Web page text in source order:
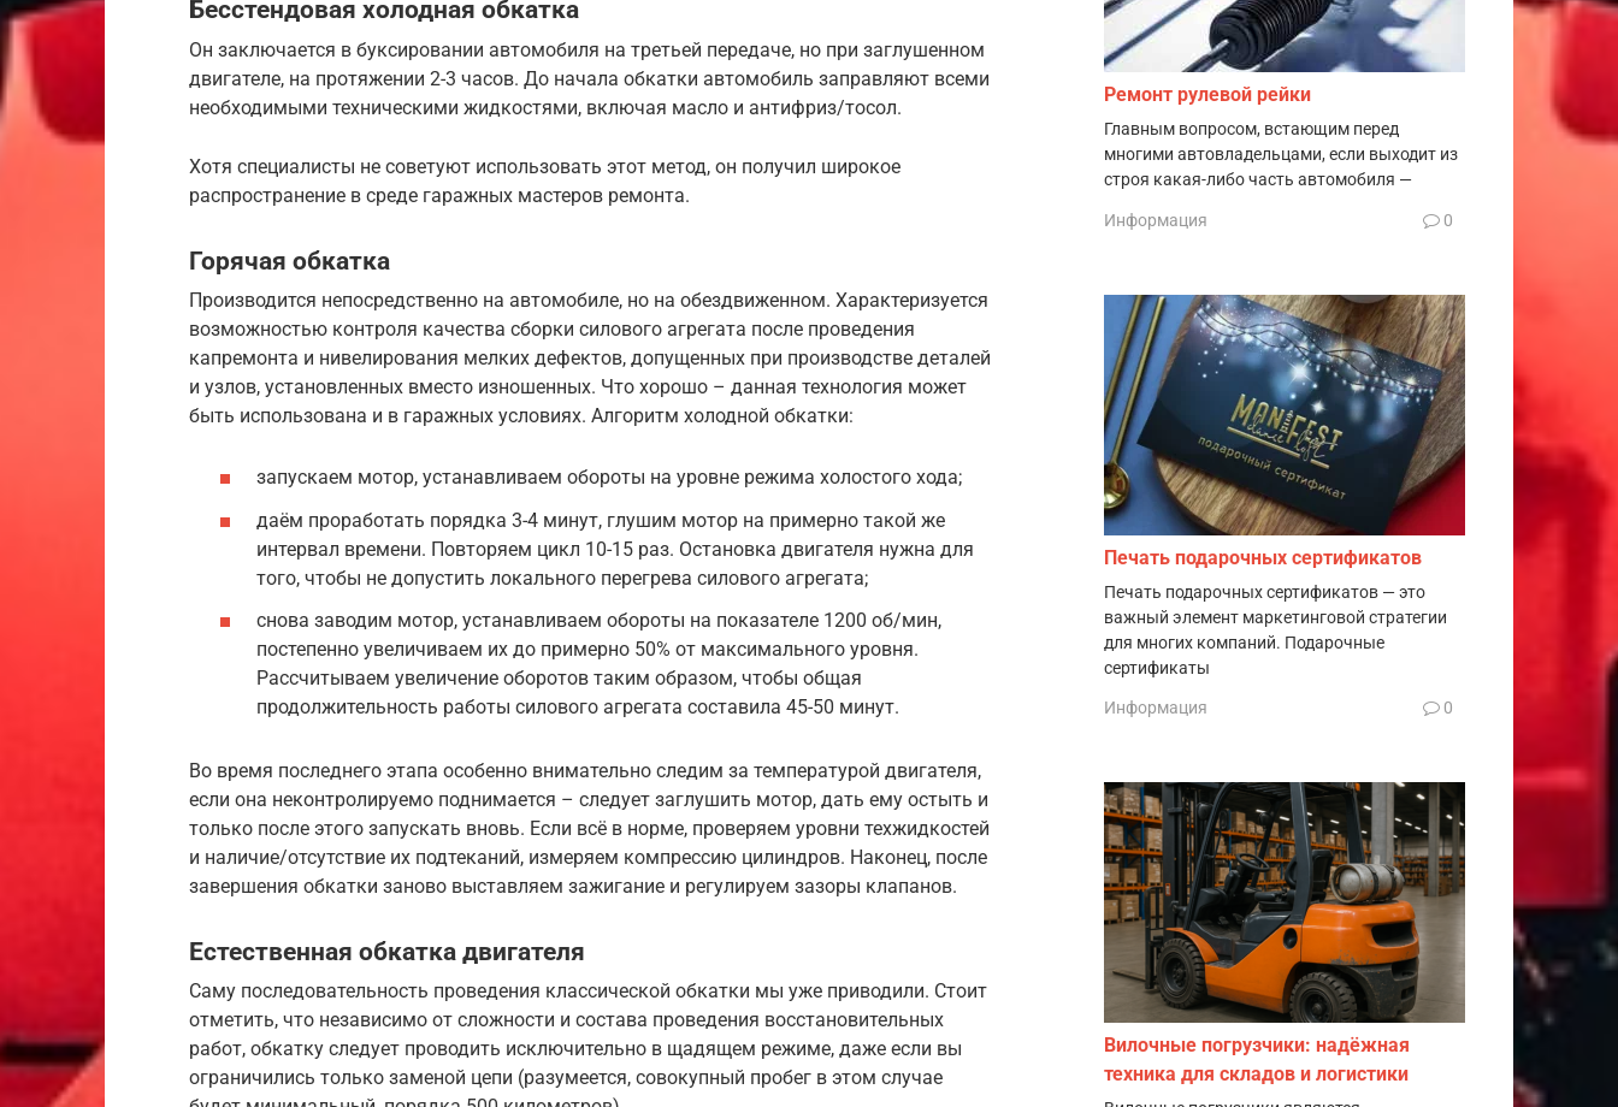
Бесстендовая холодная обкатка
Он заключается в буксировании автомобиля на третьей передаче, но при заглушенном
двигателе, на протяжении 2-3 часов. До начала обкатки автомобиль заправляют всеми
необходимыми техническими жидкостями, включая масло и антифриз/тосол.
Хотя специалисты не советуют использовать этот метод, он получил широкое
распространение в среде гаражных мастеров ремонта.
Горячая обкатка
Производится непосредственно на автомобиле, но на обездвиженном. Характеризуется
возможностью контроля качества сборки силового агрегата после проведения
капремонта и нивелирования мелких дефектов, допущенных при производстве деталей
и узлов, установленных вместо изношенных. Что хорошо – данная технология может
быть использована и в гаражных условиях. Алгоритм холодной обкатки:
запускаем мотор, устанавливаем обороты на уровне режима холостого хода;
даём проработать порядка 3-4 минут, глушим мотор на примерно такой же
интервал времени. Повторяем цикл 10-15 раз. Остановка двигателя нужна для
того, чтобы не допустить локального перегрева силового агрегата;
снова заводим мотор, устанавливаем обороты на показателе 1200 об/мин,
постепенно увеличиваем их до примерно 50% от максимального уровня.
Рассчитываем увеличение оборотов таким образом, чтобы общая
продолжительность работы силового агрегата составила 45-50 минут.
Во время последнего этапа особенно внимательно следим за температурой двигателя,
если она неконтролируемо поднимается – следует заглушить мотор, дать ему остыть и
только после этого запускать вновь. Если всё в норме, проверяем уровни техжидкостей
и наличие/отсутствие их подтеканий, измеряем компрессию цилиндров. Наконец, после
завершения обкатки заново выставляем зажигание и регулируем зазоры клапанов.
Естественная обкатка двигателя
Саму последовательность проведения классической обкатки мы уже приводили. Стоит
отметить, что независимо от сложности и состава проведения восстановительных
работ, обкатку следует проводить исключительно в щадящем режиме, даже если вы
ограничились только заменой цепи (разумеется, совокупный пробег в этом случае
Ремонт рулевой рейки
Главным вопросом, встающим перед
многими автовладельцами, если выходит из
строя какая-либо часть автомобиля —
Информация 0
Печать подарочных сертификатов
Печать подарочных сертификатов — это
важный элемент маркетинговой стратегии
для многих компаний. Подарочные
сертификаты
Информация 0
Вилочные погрузчики: надёжная
техника для складов и логистики